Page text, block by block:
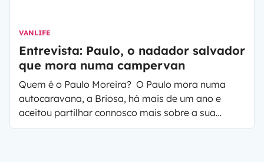
VANLIFE
Entrevista: Paulo, o nadador salvador
que mora numa campervan
Quem é o Paulo Moreira? O Paulo mora numa
autocaravana, a Briosa, há mais de um ano e
aceitou partilhar connosco mais sobre a sua
aventura.